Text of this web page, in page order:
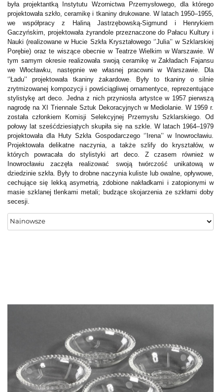
była projektantką Instytutu Wzornictwa Przemysłowego, dla którego
projektowała szkło, ceramikę i tkaniny drukowane. W latach 1950–1955,
we współpracy z Haliną Jastrzębowską-Sigmund i Henrykiem
Gaczyńskim, projektowała żyrandole przeznaczone do Pałacu Kultury i
Nauki (realizowane w Hucie Szkła Kryształowego ‘’Julia’’ w Szklarskiej
Porębie) oraz te wiszące obecnie w Teatrze Wielkim w Warszawie. W
tym samym okresie realizowała swoją ceramikę w Zakładach Fajansu
we Włocławku, następnie we własnej pracowni w Warszawie. Dla
‘’Ładu’’ projektowała tkaniny żakardowe. Były to tkaniny o silnie
zrytmizowanej kompozycji i powściągliwej ornamentyce, reprezentujące
stylistykę art deco. Jedna z nich przyniosła artystce w 1957 pierwszą
nagrodę na XI Triennale Sztuk Dekoracyjnych w Mediolanie. W 1959 r.
została członkiem Komisji Selekcyjnej Przemysłu Szklarskiego. Od
połowy lat sześćdziesiątych skupiła się na szkle. W latach 1964–1979
projektowała dla Huty Szkła Gospodarczego ‘’Irena’’ w Inowrocławiu.
Projektowała delikatne naczynia, a także szlify do kryształów, w
których powracała do stylistyki art deco. Z czasem również w
Inowrocławiu zaczęła realizować swoją twórczość unikatową w
dziedzinie szkła. Były to drobne naczynia kuliste lub owalne, opływowe,
cechujące się lekką asymetrią, zdobione nakładkami i zatopionymi w
masie szklanej tlenkami metali; budzące skojarzenia ze szkłami doby
secesji.